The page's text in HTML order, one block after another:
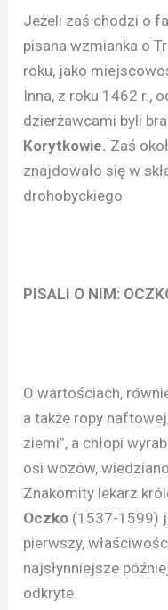
Jeżeli zaś chodzi o
pisana wzmianka o
roku, jako
Inna, z roku 1462 r.,
dzierżawcami byli
Korytkowie. Zaś
znajdowało się w
drohobyckiego
PISALI O NIM:
O wartościach,
a także ropy
ziemi”, a chłopi
osi wozów,
Znakomity lekarz
Oczko (1537-1599)
pierwszy,
najsłynniejsze
odkryte.